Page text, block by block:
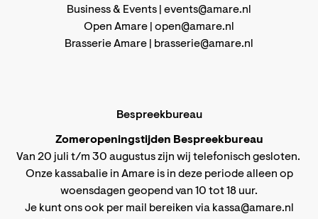
Business & Events | events@amare.nl
Open Amare | open@amare.nl
Brasserie Amare |
brasserie@amare.nl
Bespreekbureau
Zomeropeningstijden Bespreekbureau
Van 20 juli t/m 30 augustus zijn wij telefonisch gesloten.
Onze kassabalie in Amare is in deze periode alleen op
woensdagen geopend van 10 tot 18 uur.
Je kunt ons ook per mail bereiken via kassa@amare.nl